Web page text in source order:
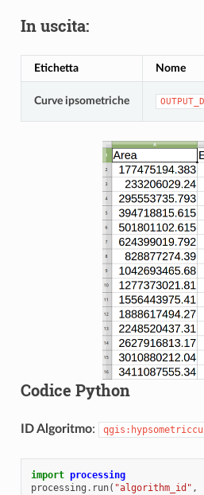
In uscita:
Etichetta Nome
Curve ipsometriche
Codice Python
ID Algoritmo:
import processing
processing . run( "algorithm_id" ,